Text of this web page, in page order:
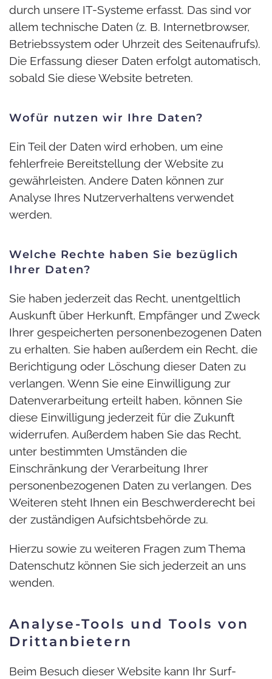
durch unsere IT-Systeme erfasst. Das sind vor
allem technische Daten (z. B. Internetbrowser,
Betriebssystem oder Uhrzeit des Seitenaufrufs).
Die Erfassung dieser Daten erfolgt automatisch,
sobald Sie diese Website betreten.
Wofür nutzen wir Ihre Daten?
Ein Teil der Daten wird erhoben, um eine
fehlerfreie Bereitstellung der Website zu
gewährleisten. Andere Daten können zur
Analyse Ihres Nutzerverhaltens verwendet
werden.
Welche Rechte haben Sie bezüglich
Ihrer Daten?
Sie haben jederzeit das Recht, unentgeltlich
Auskunft über Herkunft, Empfänger und Zweck
Ihrer gespeicherten personenbezogenen Daten
zu erhalten. Sie haben außerdem ein Recht, die
Berichtigung oder Löschung dieser Daten zu
verlangen. Wenn Sie eine Einwilligung zur
Datenverarbeitung erteilt haben, können Sie
diese Einwilligung jederzeit für die Zukunft
widerrufen. Außerdem haben Sie das Recht,
unter bestimmten Umständen die
Einschränkung der Verarbeitung Ihrer
personenbezogenen Daten zu verlangen. Des
Weiteren steht Ihnen ein Beschwerderecht bei
der zuständigen Aufsichtsbehörde zu.
Hierzu sowie zu weiteren Fragen zum Thema
Datenschutz können Sie sich jederzeit an uns
wenden.
Analyse-Tools und Tools von
Dritt­anbietern
Beim Besuch dieser Website kann Ihr Surf-